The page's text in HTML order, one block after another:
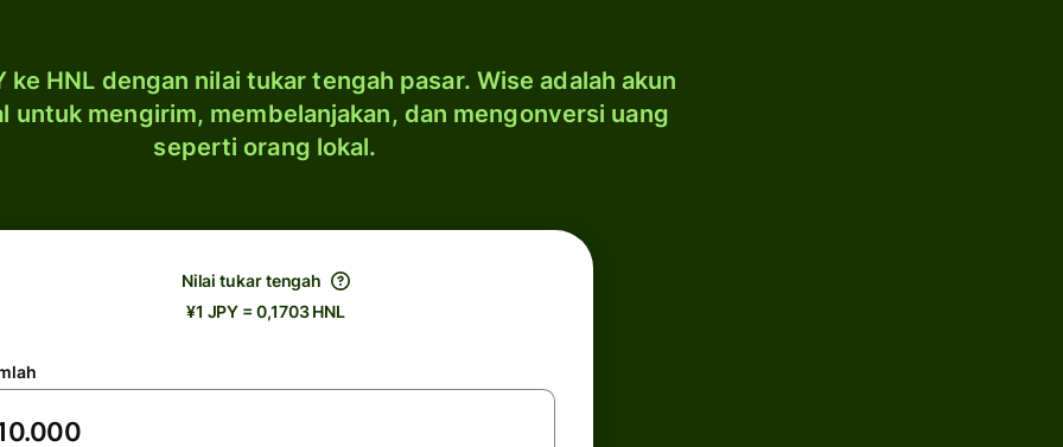
ke HNL dengan nilai tukar tengah pasar. Wise adalah akun
untuk mengirim, membelanjakan, dan mengonversi uang
seperti orang lokal.
Nilai tukar tengah
¥1 JPY = 0,1703 HNL